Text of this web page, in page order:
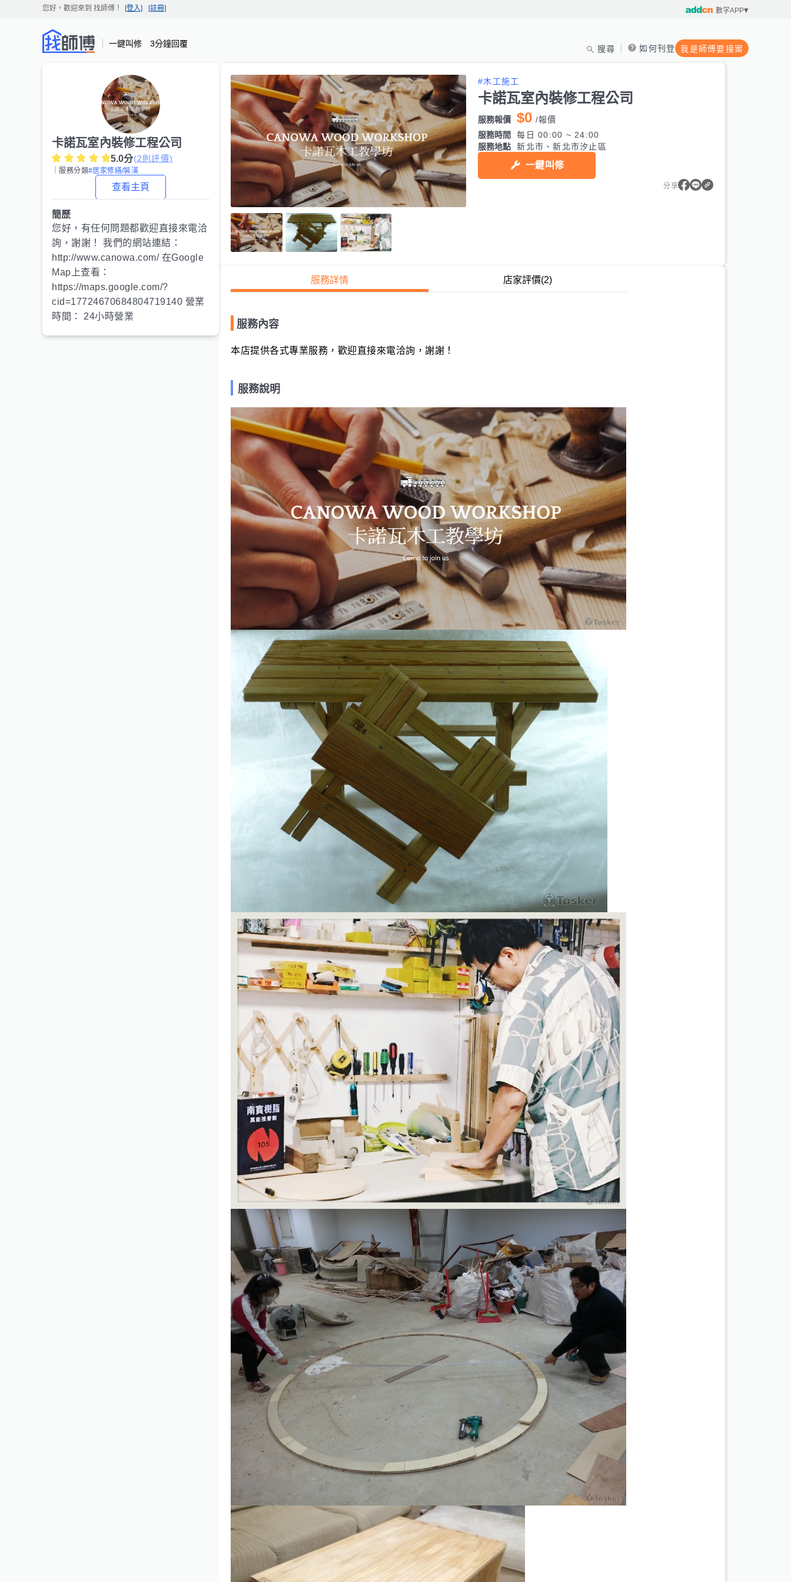
您好，歡迎來到 找師傅 ！ [登入] [註冊] 數字APP
一鍵叫修 3分鐘回覆
搜尋 如何刊登 我是師傅要接案
卡諾瓦室內裝修工程公司
5.0分(2則評價)
｜服務分類#居家修繕/裝潢
查看主頁
簡歷
您好，有任何問題都歡迎直接來電洽
詢，謝謝！ 我們的網站連結：
http://www.canowa.com/ 在Google
Map上查看：
https://maps.google.com/?
cid=17724670684804719140 營業
時間： 24小時營業
#木工施工
卡諾瓦室內裝修工程公司
服務報價 $0 /報價
服務時間
每日 00:00 ~ 24:00
服務地點
新北市、新北市汐止區
一鍵叫修
分享
服務詳情 店家評價(2)
服務內容
本店提供各式專業服務，歡迎直接來電洽詢，謝謝！
服務說明